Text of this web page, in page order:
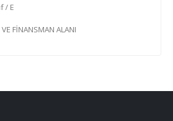
/ E
FİNANSMAN ALANI